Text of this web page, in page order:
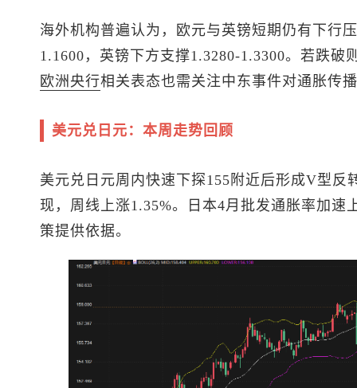
海外机构普遍认为，欧元与英镑短期仍有下行
1.1600，英镑下方支撑1.3280-1.3300。若跌
欧洲央行相关表态也需关注中东事件对通胀传
美元兑日元 ：本周走势回顾
美元兑日元周内快速下探155附近后形成V型反
现，周线上涨1.35%。日本4月批发通胀率加速
策提供依据。